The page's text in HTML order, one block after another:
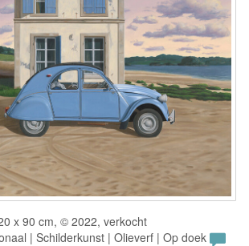
x 90 cm, © 2022, verkocht
| Schilderkunst | Olieverf | Op doek